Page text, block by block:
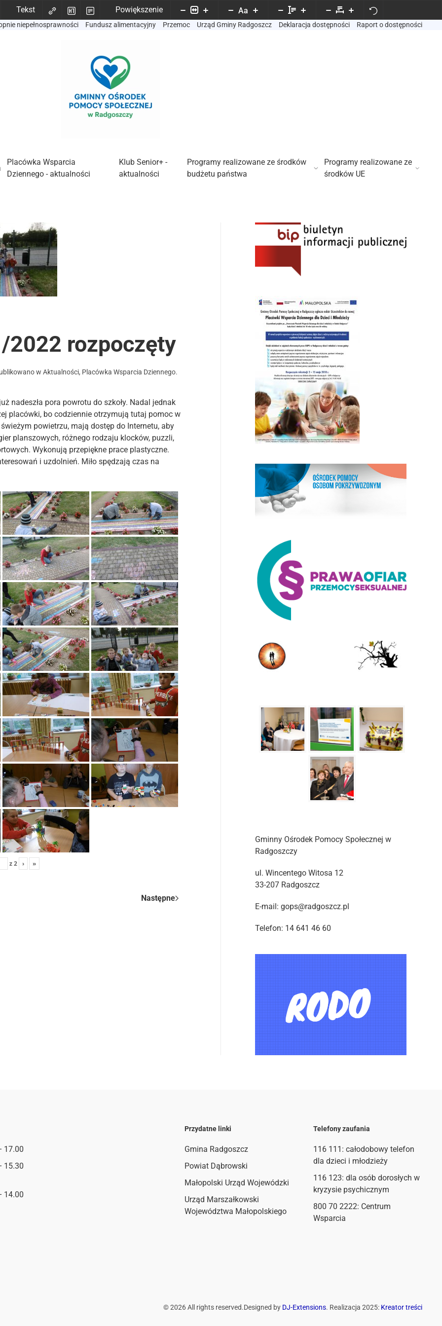
Tekst Powiększenie Aa
niepełnosprawności Fundusz alimentacyjny Przemoc Urząd Gminy Radgoszcz Deklaracja dostępności Raport o dostępności
Placówka Wsparcia
Dziennego - aktualności
Klub Senior+ -
aktualności
Programy realizowane ze środków
budżetu państwa
Programy realizowane ze
środków UE
2022 rozpoczęty
wAktualności, Placówka Wsparcia Dziennego.
nadeszła pora powrotu do szkoły. Nadal jednak
placówki, bo codziennie otrzymują tutaj pomoc w
powietrzu, mają dostęp do Internetu, aby
planszowych, różnego rodzaju klocków, puzzli,
Wykonują przepiękne prace plastyczne.
i uzdolnień. Miło spędzają czas na
z2 › »
Następne
Gminny Ośrodek Pomocy Społecznej w
Radgoszczy
ul. Wincentego Witosa 12
33-207 Radgoszcz
E-mail: gops@radgoszcz.pl
Telefon: 14 641 46 60
17.00
15.30
14.00
Przydatne linki
Gmina Radgoszcz
Powiat Dąbrowski
Małopolski Urząd Wojewódzki
Urząd Marszałkowski
Województwa Małopolskiego
Telefony zaufania
116 111 : całodobowy telefon
dla dzieci i młodzieży
116 123: dla osób dorosłych w
kryzysie psychicznym
800 70 2222: Centrum
Wsparcia
©2026All rights reserved.Designed by DJ-Extensions. Realizacja 2025: Kreator treści